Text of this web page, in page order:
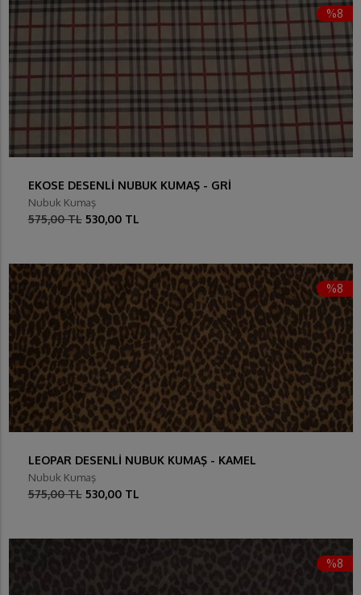
%8
EKOSE DESENLİ NUBUK KUMAŞ - GRİ
Nubuk Kumaş
575,00 TL 530,00 TL
%8
LEOPAR DESENLİ NUBUK KUMAŞ - KAMEL
Nubuk Kumaş
575,00 TL 530,00 TL
%8